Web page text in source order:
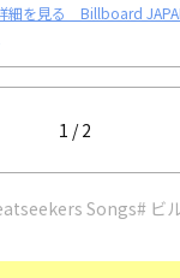
細を見る Billboard
1 / 2
Songs# ビ